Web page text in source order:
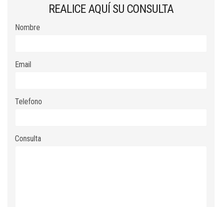
REALICE AQUÍ SU CONSULTA
Nombre
Email
Telefono
Consulta